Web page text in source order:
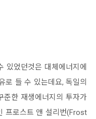
있었던것은 대체에너지에
로 들 수 있는데요, 독일의
준한 재생에너지의 투자가
프로스트 앤 설리번(Frost